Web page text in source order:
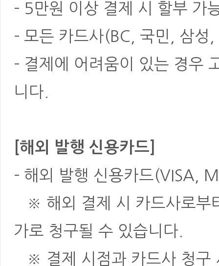
- 5만원 이상 결제 시 할부 가
- 모든 카드사(BC, 국민, 삼성
- 결제에 어려움이 있는 경우
니다.
[해외 발행 신용카드]
- 해외 발행 신용카드(VISA,
※ 해외 결제 시 카드사로부
가로 청구될 수 있습니다.
※ 결제 시점과 카드사 청구